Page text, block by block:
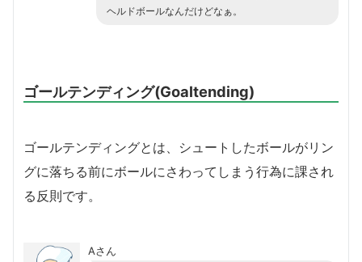
ヘルドボールなんだけどなぁ。
ゴールテンディング(Goaltending)
ゴールテンディングとは、シュートしたボールがリン
グに落ちる前にボールにさわってしまう行為に課され
る反則です。
Aさん